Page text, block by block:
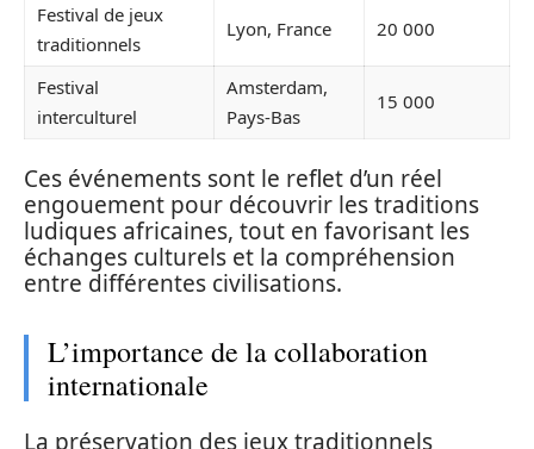
Festival de jeux
traditionnels
Lyon, France 20 000
Festival
interculturel
Amsterdam,
Pays-Bas
15 000
Ces événements sont le reflet d’un réel
engouement pour découvrir les traditions
ludiques africaines, tout en favorisant les
échanges culturels et la compréhension
entre différentes civilisations.
L’importance de la collaboration
internationale
La préservation des jeux traditionnels